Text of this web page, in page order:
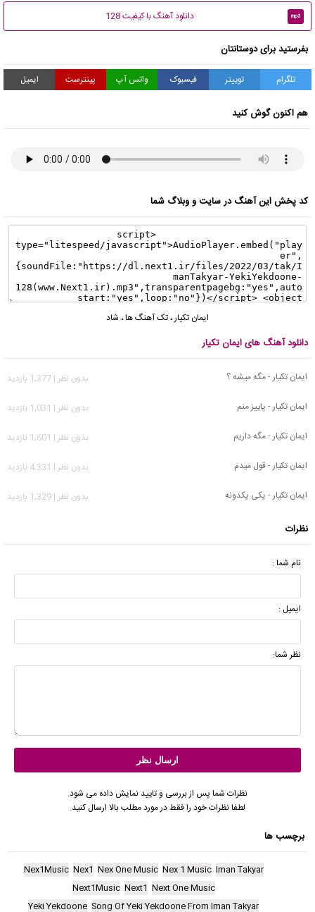
mp3 دانلود آهنگ با کیفیت 128
بفرستید برای دوستانتان
تلگرام توییتر فیسبوک واتس آپ پینترست ایمیل
هم اکنون گوش کنید
کد پخش این آهنگ در سایت و وبلاگ شما
ایمان تکیار، تک آهنگ ها، شاد
دانلود آهنگ های ایمان تکیار
ایمان تکیار - مگه میشه ؟
بدون نظر | 1,377 بازدید
ایمان تکیار - پاییز منم
بدون نظر | 1,031 بازدید
ایمان تکیار - مگه داریم
بدون نظر | 1,601 بازدید
ایمان تکیار - قول میدم
بدون نظر | 4,331 بازدید
ایمان تکیار - یکی یکدونه
بدون نظر | 1,329 بازدید
نظرات
نام شما :
ایمیل :
نظر شما:
نظرات شما پس از بررسی و تایید نمایش داده می شود.
لطفا نظرات خود را فقط در مورد مطلب بالا ارسال کنید.
برچسب ها
Iman Takyar
Nex 1 Music
Nex One Music
Nex1
Nex1Music
Next One Music
Next1
Next1Music
Song Of Yeki Yekdoone From Iman Takyar
Yeki Yekdoone